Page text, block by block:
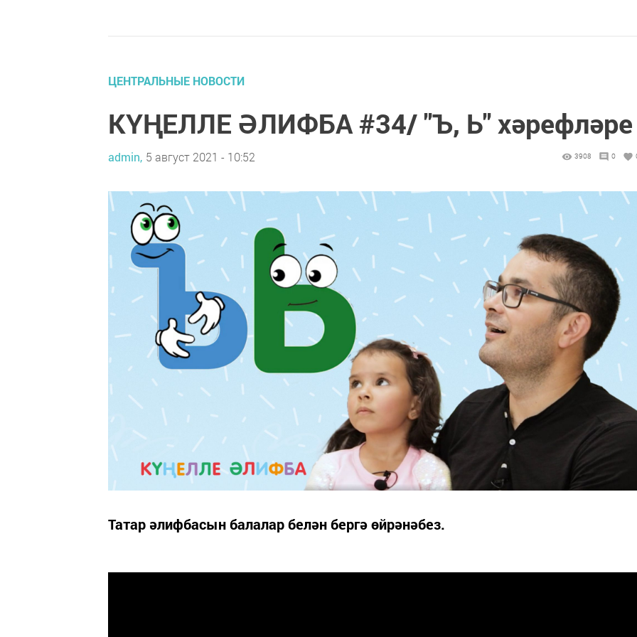
ЦЕНТРАЛЬНЫЕ НОВОСТИ
КҮҢЕЛЛЕ ӘЛИФБА #34/ "Ъ, Ь" хәрефләре
admin, 5 август 2021 - 10:52 3908 0
Татар әлифбасын балалар белән бергә өйрәнәбез.